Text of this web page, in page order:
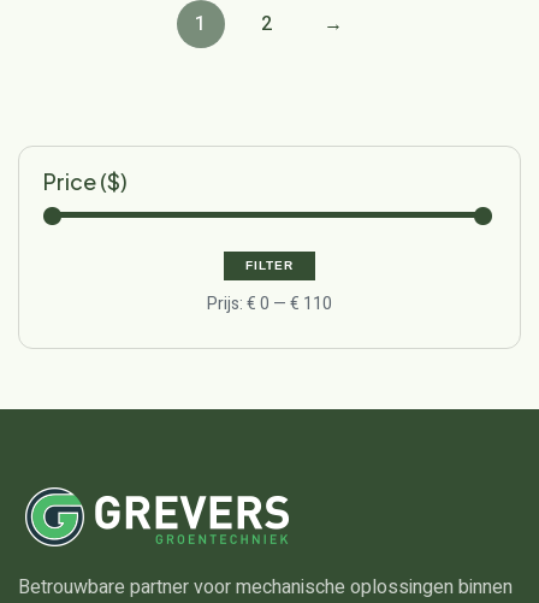
1 2 →
Price ($)
FILTER
Prijs:€ 0 —€ 110
Betrouwbare partner voor mechanische oplossingen binnen